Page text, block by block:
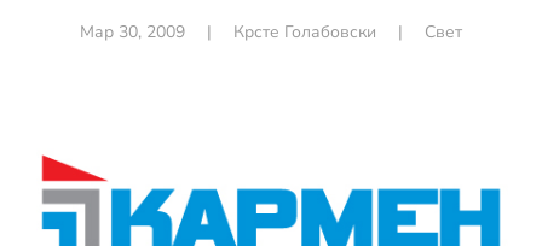
Мар 30, 2009 | Крсте Голабовски | Свет